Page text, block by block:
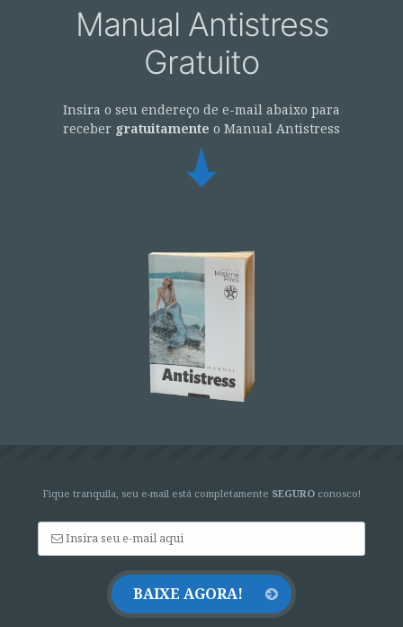
Manual Antistress
Gratuito
Insira o seu endereço de e-mail abaixo para
receber gratuitamente o Manual Antistress
Fique tranquila, seu e-mail está completamente SEGURO conosco!